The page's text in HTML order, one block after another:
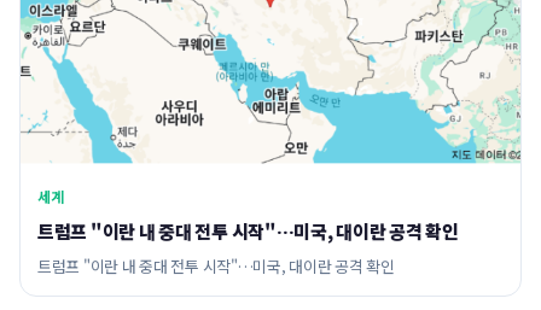
세계
트럼프 "이란 내 중대 전투 시작"…미국, 대이란 공격 확인
트럼프 "이란 내 중대 전투 시작"…미국, 대이란 공격 확인